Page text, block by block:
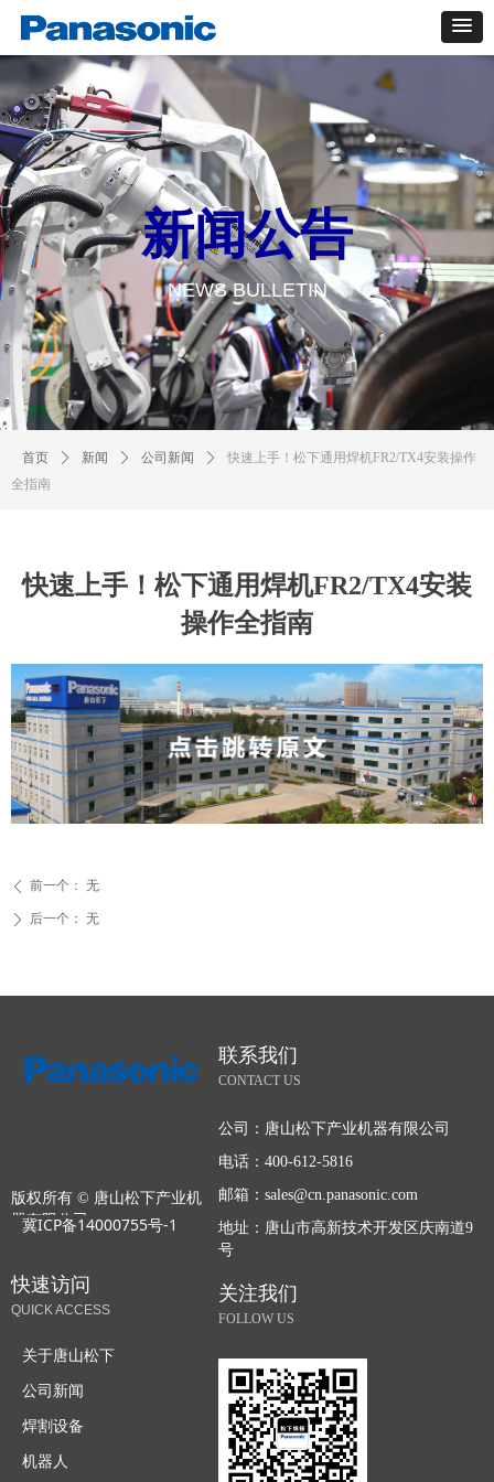
快速上手！松下通用焊机FR2/TX4安装
操作全指南
ꄴ 前一个： 无
ꄲ 后一个： 无
首页 ꄲ 新闻 ꄲ 公司新闻 ꄲ
快速上手！松下通用焊机FR2/TX4安装操作
全指南
新闻公告
NEWS BULLETIN
关注我们
FOLLOW US
版权所有 © 唐山松下产业机
器有限公司
冀ICP备14000755号-1
联系我们
CONTACT US
公司： 唐山松下产业机器有限公司
电话：400-612-5816
邮箱：sales@cn.panasonic.com
地址： 唐山市高新技术开发区庆南道9
号
快速访问
QUICK ACCESS
关于唐山松下
公司新闻
焊割设备
机器人